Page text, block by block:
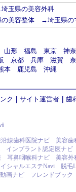
埼玉県の美容外科
の美容整体 →埼玉県の
山形 福島 東京
神
京都 兵庫 滋賀
本 鹿児島 沖縄
ク サイト運営者｜ 歯
線歯科医院ナビ
美容歯
インプラント認定医ナビ
耳鼻咽喉科ナビ
美容外
シャルエステNavi
脱毛
動画ナビ フレンドブック